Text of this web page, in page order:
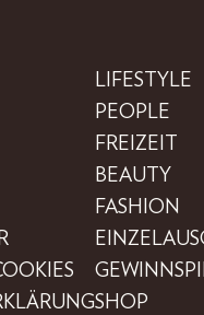
LIFESTYLE
PEOPLE
FREIZEIT
BEAUTY
FASHION
SHOP